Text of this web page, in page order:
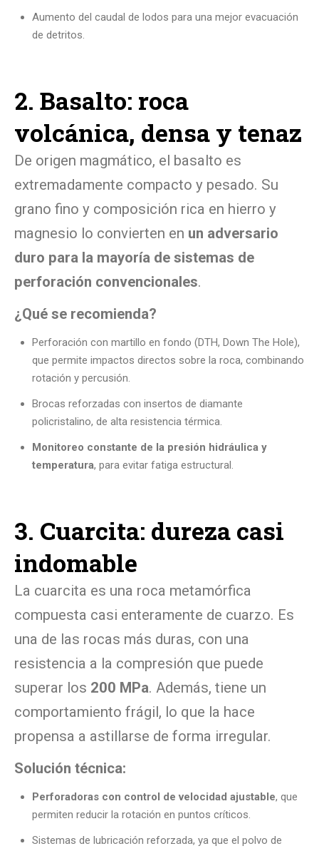
Aumento del caudal de lodos para una mejor evacuación
de detritos.
2. Basalto: roca
volcánica, densa y tenaz
De origen magmático, el basalto es
extremadamente compacto y pesado. Su
grano fino y composición rica en hierro y
magnesio lo convierten en un adversario
duro para la mayoría de sistemas de
perforación convencionales.
¿Qué se recomienda?
Perforación con martillo en fondo (DTH, Down The Hole),
que permite impactos directos sobre la roca, combinando
rotación y percusión.
Brocas reforzadas con insertos de diamante
policristalino, de alta resistencia térmica.
Monitoreo constante de la presión hidráulica y
temperatura, para evitar fatiga estructural.
3. Cuarcita: dureza casi
indomable
La cuarcita es una roca metamórfica
compuesta casi enteramente de cuarzo. Es
una de las rocas más duras, con una
resistencia a la compresión que puede
superar los 200 MPa. Además, tiene un
comportamiento frágil, lo que la hace
propensa a astillarse de forma irregular.
Solución técnica:
Perforadoras con control de velocidad ajustable, que
permiten reducir la rotación en puntos críticos.
Sistemas de lubricación reforzada, ya que el polvo de